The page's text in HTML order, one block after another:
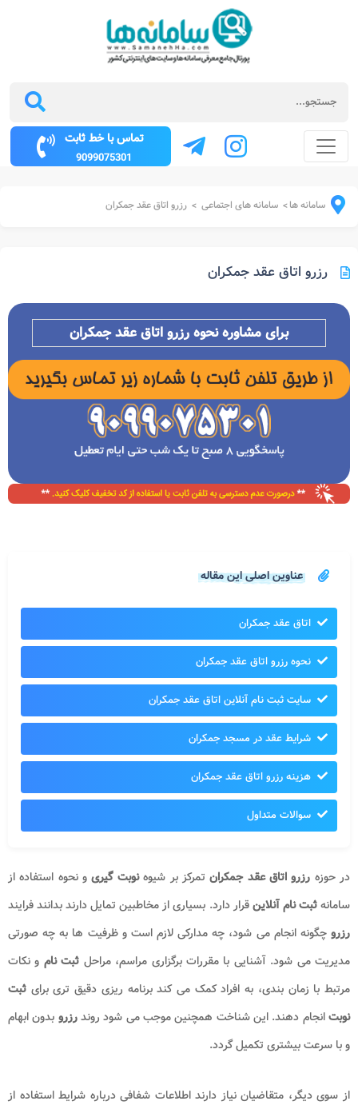
تماس با خط ثابت
9099075301
سامانه ها> سامانه های اجتماعی > رزرو اتاق عقد جمکران
رزرو اتاق عقد جمکران
برای مشاوره نحوه رزرو اتاق عقد جمکران
عناوین اصلی این مقاله
اتاق عقد جمکران
نحوه رزرو اتاق عقد جمکران
سایت ثبت نام آنلاین اتاق عقد جمکران
شرایط عقد در مسجد جمکران
هزینه رزرو اتاق عقد جمکران
سوالات متداول
در حوزه رزرو اتاق عقد جمکرانتمرکز بر شیوهنوبت گیریو نحوه استفاده از
سامانهثبت نامآنلاینقرار دارد. بسیاری از مخاطبین تمایل دارند بدانند فرایند
رزروچگونه انجام می شود، چه مدارکی لازم است و ظرفیت ها به چه صورتی
مدیریت می شود. آشنایی با مقررات برگزاری مراسم، مراحل ثبت نام و نکات
مرتبط با زمان بندی، به افراد کمک می کند برنامه ریزی دقیق تری برای ثبت
نوبتانجام دهند. این شناخت همچنین موجب می شود روندرزرو بدون ابهام
و با سرعت بیشتری تکمیل گردد.
از سوی دیگر، متقاضیان نیاز دارند اطلاعات شفافی درباره شرایط استفاده از